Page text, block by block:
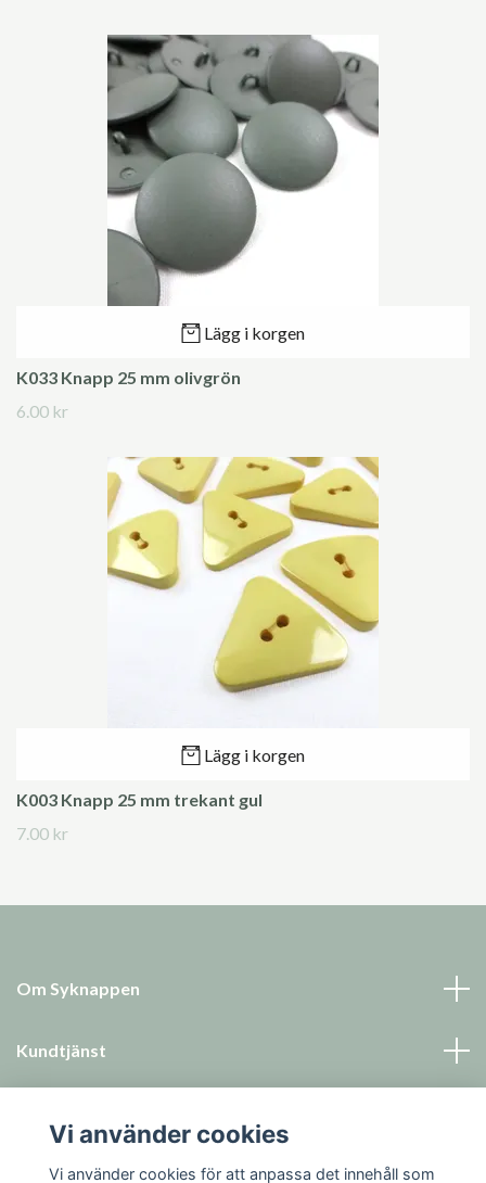
Lägg i korgen
K033 Knapp 25 mm olivgrön
6.00 kr
Lägg i korgen
K003 Knapp 25 mm trekant gul
7.00 kr
Om Syknappen
Kundtjänst
Sociala medier
Vi använder cookies
Vi använder cookies för att anpassa det innehåll som